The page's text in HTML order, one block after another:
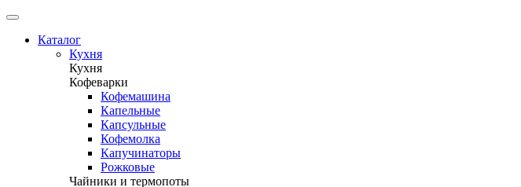
Каталог
Кухня
Кухня
Кофеварки
Кофемашина
Капельные
Капсульные
Кофемолка
Капучинаторы
Рожковые
Чайники и термопоты